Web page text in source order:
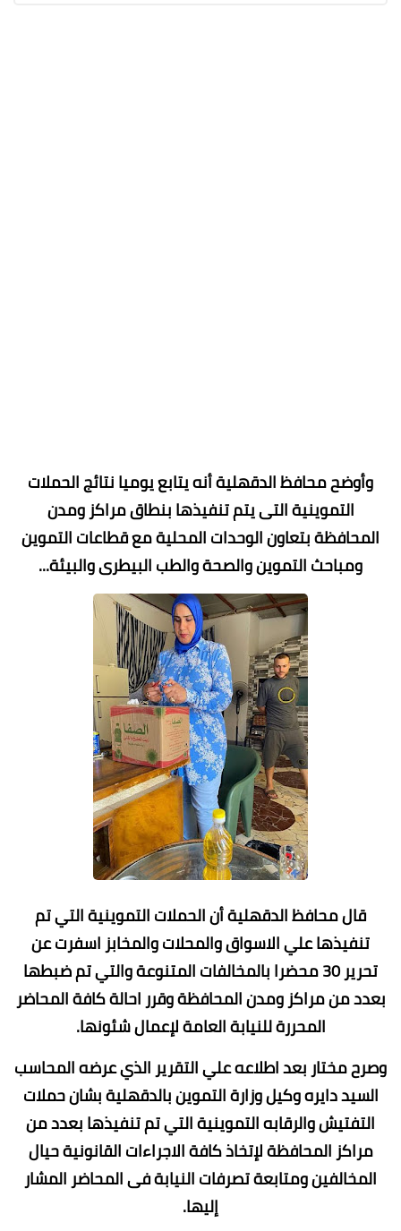
وأوضح محافظ الدقهلية أنه يتابع يوميا نتائج الحملات
التموينية التى يتم تنفيذها بنطاق مراكز ومدن
المحافظة بتعاون الوحدات المحلية مع قطاعات التموين
ومباحث التموين والصحة والطب البيطرى والبيئة...
قال محافظ الدقهلية أن الحملات التموينية التي تم
تنفيذها علي الاسواق والمحلات والمخابز اسفرت عن
تحرير 30 محضرا بالمخالفات المتنوعة والتي تم ضبطها
بعدد من مراكز ومدن المحافظة وقرر احالة كافة المحاضر
المحررة للنيابة العامة لإعمال شئونها.
وصرح مختار بعد اطلاعه علي التقرير الذي عرضه المحاسب
السيد دايره وكيل وزارة التموين بالدقهلية بشان حملات
التفتيش والرقابه التموينية التي تم تنفيذها بعدد من
مراكز المحافظة لإتخاذ كافة الاجراءات القانونية حيال
المخالفين ومتابعة تصرفات النيابة فى المحاضر المشار
إليها.